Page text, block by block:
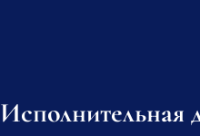
Исполнительная